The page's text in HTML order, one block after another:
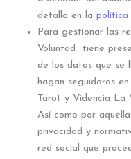
detallo en la política
Para gestionar las
Voluntad tiene
de los datos que se
hagan seguidoras
Tarot y Videncia La
Así como por
privacidad y
red social que